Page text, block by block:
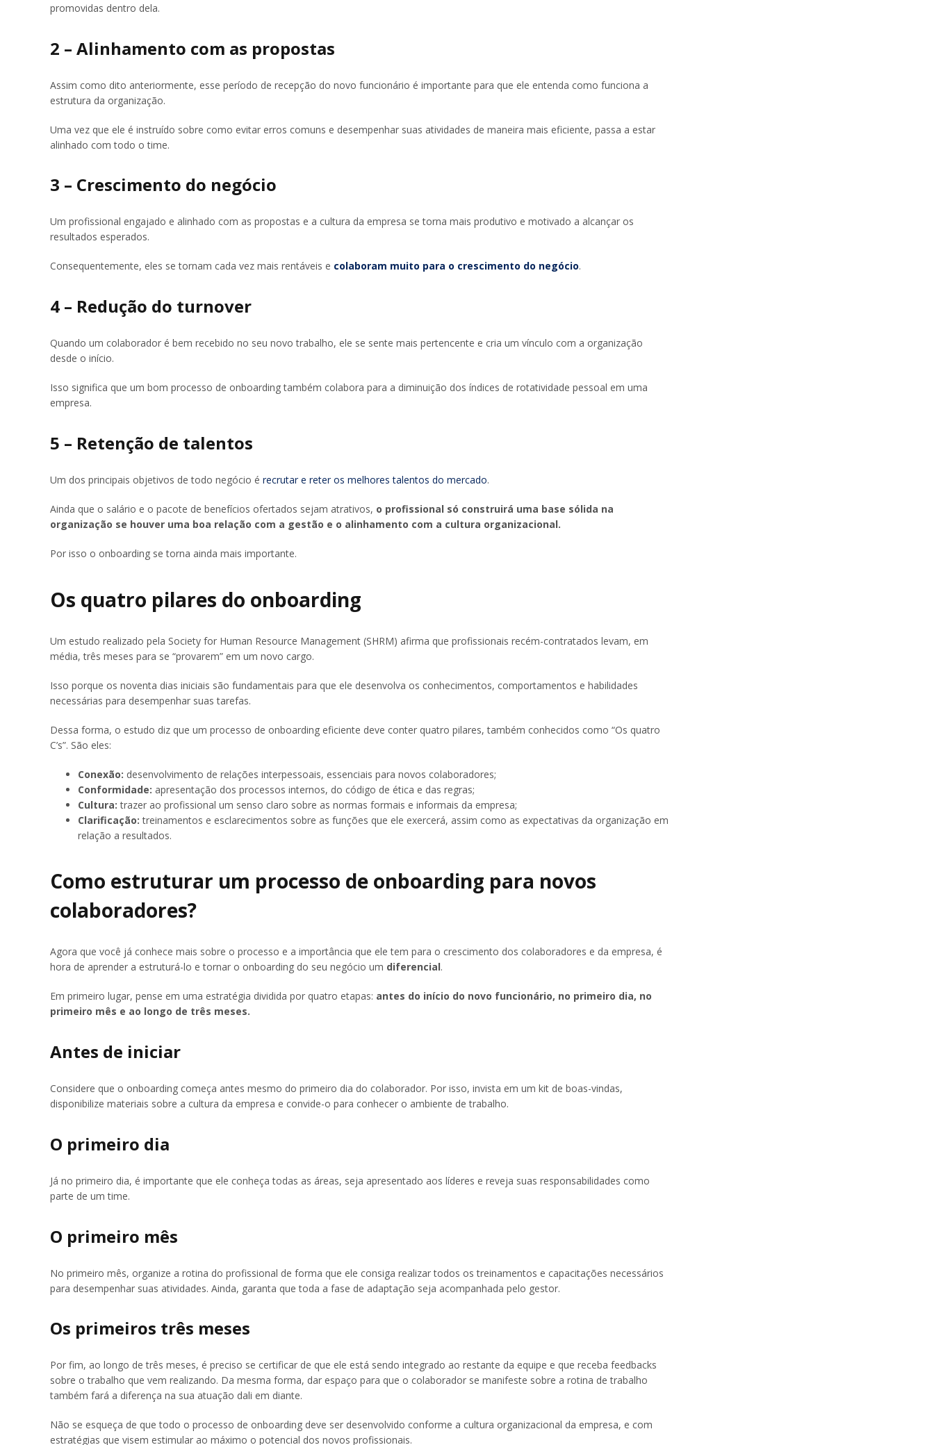
promovidas dentro dela.
2 – Alinhamento com as propostas
Assim como dito anteriormente, esse período de recepção do novo funcionário é importante para que ele entenda como funciona a
estrutura da organização.
Uma vez que ele é instruído sobre como evitar erros comuns e desempenhar suas atividades de maneira mais eficiente, passa a estar
alinhado com todo o time.
3 – Crescimento do negócio
Um profissional engajado e alinhado com as propostas e a cultura da empresa se torna mais produtivo e motivado a alcançar os
resultados esperados.
Consequentemente, eles se tornam cada vez mais rentáveis e colaboram muito para o crescimento do negócio.
4 – Redução do turnover
Quando um colaborador é bem recebido no seu novo trabalho, ele se sente mais pertencente e cria um vínculo com a organização
desde o início.
Isso significa que um bom processo de onboarding também colabora para a diminuição dos índices de rotatividade pessoal em uma
empresa.
5 – Retenção de talentos
Um dos principais objetivos de todo negócio é recrutar e reter os melhores talentos do mercado.
Ainda que o salário e o pacote de benefícios ofertados sejam atrativos, o profissional só construirá uma base sólida na
organização se houver uma boa relação com a gestão e o alinhamento com a cultura organizacional.
Por isso o onboarding se torna ainda mais importante.
Os quatro pilares do onboarding
Um estudo realizado pela Society for Human Resource Management (SHRM) afirma que profissionais recém-contratados levam, em
média, três meses para se “provarem” em um novo cargo.
Isso porque os noventa dias iniciais são fundamentais para que ele desenvolva os conhecimentos, comportamentos e habilidades
necessárias para desempenhar suas tarefas.
Dessa forma, o estudo diz que um processo de onboarding eficiente deve conter quatro pilares, também conhecidos como “Os quatro
C’s”. São eles:
Conexão: desenvolvimento de relações interpessoais, essenciais para novos colaboradores;
Conformidade: apresentação dos processos internos, do código de ética e das regras;
Cultura: trazer ao profissional um senso claro sobre as normas formais e informais da empresa;
Clarificação: treinamentos e esclarecimentos sobre as funções que ele exercerá, assim como as expectativas da organização em
relação a resultados.
Como estruturar um processo de onboarding para novos
colaboradores?
Agora que você já conhece mais sobre o processo e a importância que ele tem para o crescimento dos colaboradores e da empresa, é
hora de aprender a estruturá-lo e tornar o onboarding do seu negócio um diferencial.
Em primeiro lugar, pense em uma estratégia dividida por quatro etapas: antes do início do novo funcionário, no primeiro dia, no
primeiro mês e ao longo de três meses.
Antes de iniciar
Considere que o onboarding começa antes mesmo do primeiro dia do colaborador. Por isso, invista em um kit de boas-vindas,
disponibilize materiais sobre a cultura da empresa e convide-o para conhecer o ambiente de trabalho.
O primeiro dia
Já no primeiro dia, é importante que ele conheça todas as áreas, seja apresentado aos líderes e reveja suas responsabilidades como
parte de um time.
O primeiro mês
No primeiro mês, organize a rotina do profissional de forma que ele consiga realizar todos os treinamentos e capacitações necessários
para desempenhar suas atividades. Ainda, garanta que toda a fase de adaptação seja acompanhada pelo gestor.
Os primeiros três meses
Por fim, ao longo de três meses, é preciso se certificar de que ele está sendo integrado ao restante da equipe e que receba feedbacks
sobre o trabalho que vem realizando. Da mesma forma, dar espaço para que o colaborador se manifeste sobre a rotina de trabalho
também fará a diferença na sua atuação dali em diante.
Não se esqueça de que todo o processo de onboarding deve ser desenvolvido conforme a cultura organizacional da empresa, e com
estratégias que visem estimular ao máximo o potencial dos novos profissionais.